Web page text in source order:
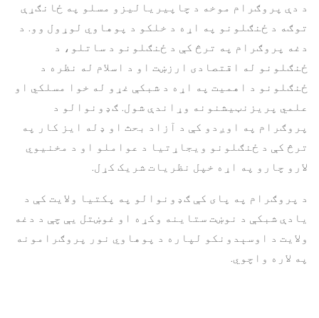
د دې پروګرام موخه د چاپیریالیزو مسلو په ځانګړې
توګه د ځنګلونو په اړه د خلکو د پوهاوي لوړول وو. د
دغه پروګرام په ترڅ کې د ځنګلونو د ساتلو، د
ځنګلونو له اقتصادی ارزښت او د اسلام له نظره د
ځنګلونو د اهمیت په اړه د شبکې غړو له خوا مسلکي او
علمي پریزنټیشنونه وړاندې شول. ګډونوالو د
پروګرام په اوږدو کې د آزاد بحث او ډله ایز کار په
ترڅ کې د ځنګلونو ویجاړتیا د عواملو او د مخنیوي
لارو چارو په اړه خپل نظریات شریک کړل.
د پروګرام په پای کې ګډونوالو په پکتيا ولايت کې د
يادې شبکې د نوښت ستاينه وکړه او غوښتل يې چې د دغه
ولايت د اوسېدونکو لپاره د پوهاوي نور پروګرامونه
په لاره واچوي.